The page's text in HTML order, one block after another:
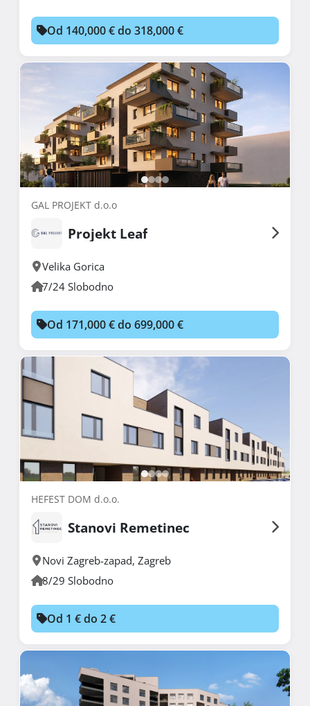
Od 140,000 € do 318,000 €
GAL PROJEKT d.o.o
Projekt Leaf
Velika Gorica
7/24 Slobodno
Od 171,000 € do 699,000 €
HEFEST DOM d.o.o.
Stanovi Remetinec
Novi Zagreb-zapad, Zagreb
8/29 Slobodno
Od 1 € do 2 €